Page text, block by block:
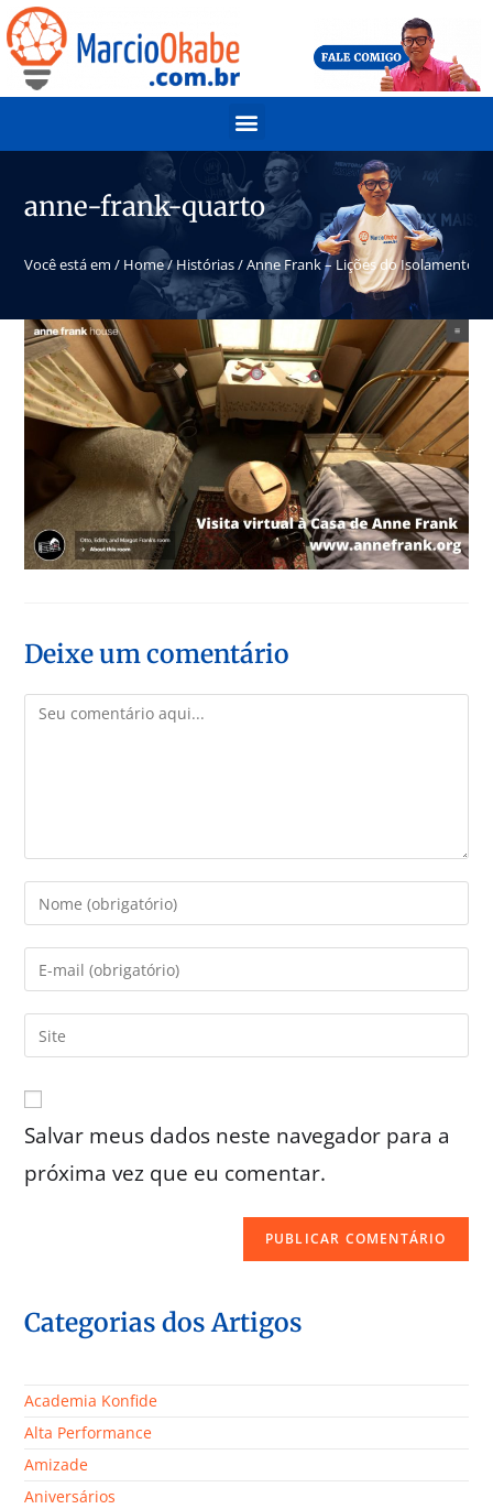
anne-frank-quarto
Você está em / Home/Histórias/Anne Frank – Lições do Isolamento
Deixe um comentário
Salvar meus dados neste navegador para a
próxima vez que eu comentar.
Categorias dos Artigos
Academia Konfide
Alta Performance
Amizade
Aniversários